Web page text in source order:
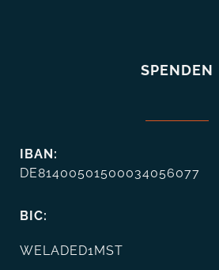
SPENDEN
IBAN:
DE81400501500034056077
BIC:
WELADED1MST